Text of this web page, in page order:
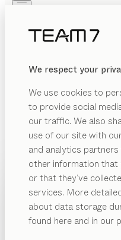
We respect your
We use cookies to
to provide social
our traffic. We also
use of our site with
and analytics
other information that
or that they’ve
services. More
about data storage
found here and in our
PRODUKTE
INSPIRATION
HÄNDLER
Vorgeschlagene
Kategorien
PRODUKTE
ÜBER UNS
cubus
von Karl Auer
Unsere
außergewöhnliche
und den Fokus auf
konzipiert bieten sie
großzügigen Stauraum